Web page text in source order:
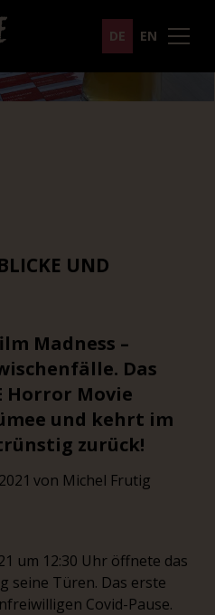
DE EN
UND
Madness –
Das
Horror Movie
und kehrt im
zurück!
von Michel Frutig
um 12:30 Uhr öffnete das
seine Türen. Das erste
Covid-Pause.